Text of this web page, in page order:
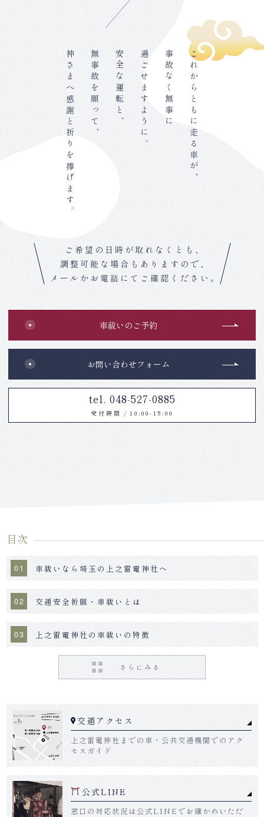
これからともに走る車が、
事故なく無事に
過ごせますように。
安全な運転と、
無事故を願って、
神さまへ感謝と祈りを捧げます。
ご希望の日時が取れなくとも、
調整可能な場合もありますので、
メールかお電話にてご確認ください。
車祓いのご予約
お問い合わせフォーム
tel. 048-527-0885
受付時間 / 10:00-15:00
目次
車祓いなら埼玉の上之雷電神社へ
交通安全祈願・車祓いとは
上之雷電神社の車祓いの特徴
車祓いのご案内
車祓いのタイミング
参拝者の声
交通アクセス
上之雷電神社までの車・公共交通機関でのアク
セスガイド
公式LINE
窓口の対応状況は公式LINEでお確かめいただ